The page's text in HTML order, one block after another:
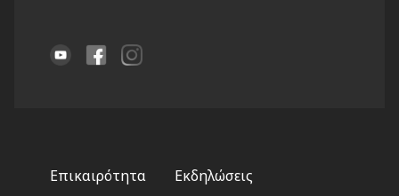
menu
Επικαιρότητα
Εκδηλώσεις